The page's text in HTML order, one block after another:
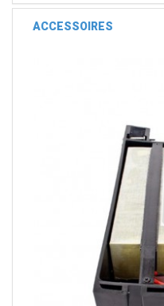
ACCESSOIRES